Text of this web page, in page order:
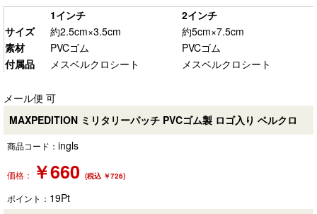
1インチ
2インチ
サイズ
約2.5cm×3.5cm
約5cm×7.5cm
素材
PVCゴム
PVCゴム
付属品
メスベルクロシート メスベルクロシート
メール便 可
MAXPEDITION ミリタリーパッチ PVCゴム製 ロゴ入り ベルクロ
商品コード： ingls
価格： ￥660 (税込 ￥726)
ポイント： 19Pt